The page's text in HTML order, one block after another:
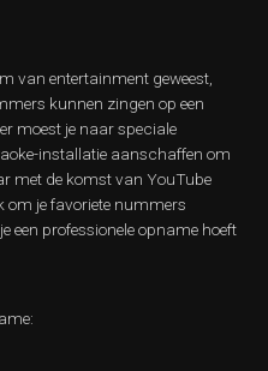
van entertainment geweest,
kunnen zingen op een
moest je naar speciale
installatie aanschaffen om
met de komst van YouTube
om je favoriete nummers
een professionele opname hoeft